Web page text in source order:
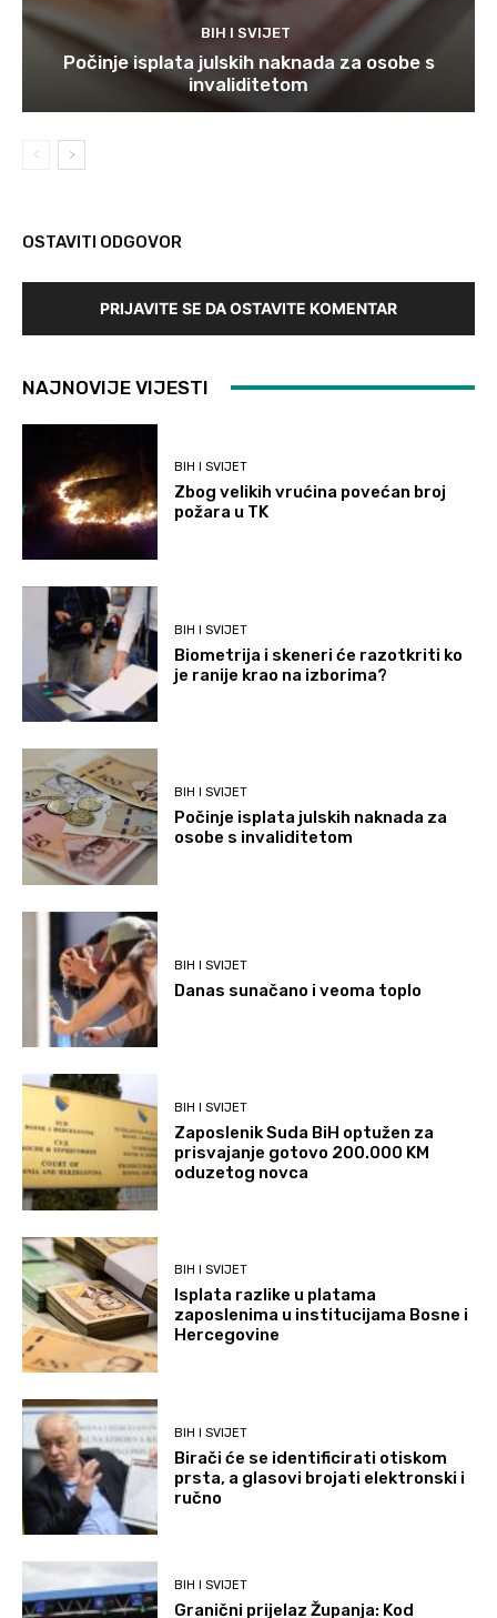
BIH I SVIJET
Počinje isplata julskih naknada za osobe s
invaliditetom
OSTAVITI ODGOVOR
PRIJAVITE SE DA OSTAVITE KOMENTAR
NAJNOVIJE VIJESTI
BIH I SVIJET
Zbog velikih vrućina povećan broj
požara u TK
BIH I SVIJET
Biometrija i skeneri će razotkriti ko
je ranije krao na izborima?
BIH I SVIJET
Počinje isplata julskih naknada za
osobe s invaliditetom
BIH I SVIJET
Danas sunačano i veoma toplo
BIH I SVIJET
Zaposlenik Suda BiH optužen za
prisvajanje gotovo 200.000 KM
oduzetog novca
BIH I SVIJET
Isplata razlike u platama
zaposlenima u institucijama Bosne i
Hercegovine
BIH I SVIJET
Birači će se identificirati otiskom
prsta, a glasovi brojati elektronski i
ručno
BIH I SVIJET
Granični prijelaz Županja: Kod